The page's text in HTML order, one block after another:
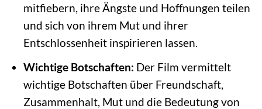
mitfiebern, ihre Ängste und Hoffnungen teilen
und sich von ihrem Mut und ihrer
Entschlossenheit inspirieren lassen.
Wichtige Botschaften: Der Film vermittelt
wichtige Botschaften über Freundschaft,
Zusammenhalt, Mut und die Bedeutung von